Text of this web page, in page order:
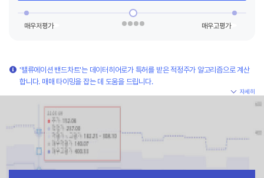
'밸류에이션 밴드차트'는 데이터히어로가 특허를 받은 적정주가 알고리즘으로 계산
합니다. 매매 타이밍을 잡는 데 도움을 드립니다.
자세히